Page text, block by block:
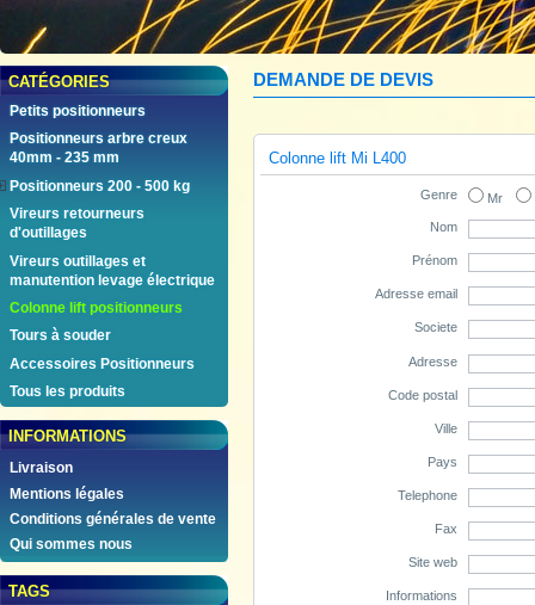
CATÉGORIES
Petits positionneurs
Positionneurs arbre creux
40mm - 235 mm
Positionneurs 200 - 500 kg
Vireurs retourneurs
d'outillages
Vireurs outillages et
manutention levage électrique
Colonne lift positionneurs
Tours à souder
Accessoires Positionneurs
Tous les produits
INFORMATIONS
Livraison
Mentions légales
Conditions générales de vente
Qui sommes nous
TAGS
DEMANDE DE DEVIS
Colonne lift Mi L400
Genre Mr
Nom
Prénom
Adresse email
Societe
Adresse
Code postal
Ville
Pays
Telephone
Fax
Site web
Informations